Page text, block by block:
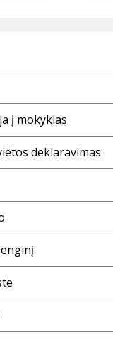
į mokyklas
deklaravimas